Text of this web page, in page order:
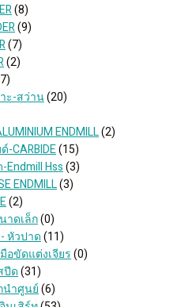
(8)
(9)
(7)
(2)
าะ-สว่าน(20)
ENDMILL(2)
CARBIDE(15)
Hss(3)
ENDMILL(3)
(2)
าดเล็ก(0)
- หัวปาด(11)
อขัดแต่งเจียร(0)
ปีด(31)
นำศูนย์(6)